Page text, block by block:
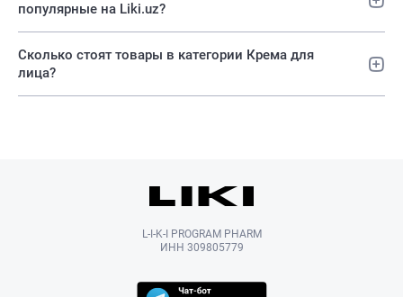
популярные на Liki.uz?
Сколько стоят товары в категории Крема для
лица?
L-I-K-I PROGRAM PHARM
ИНН 309805779